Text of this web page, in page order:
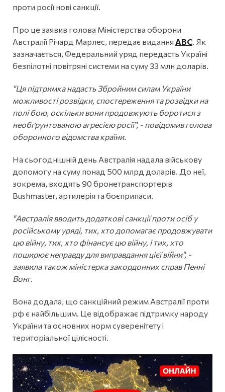
проти росії нові санкції.
Про це заявив голова Міністерства оборони
Австралії Річард Марлес, передає видання ABC . Як
зазначається, Федеральний уряд передасть Україні
безпілотні повітряні системи на суму 33 млн доларів.
"Ця підтримка надасть Збройним силам України
можливості розвідки, спостереження та розвідки на
полі бою, оскільки вони продовжують боротися з
необґрунтованою агресією росії", - повідомив голова
оборонного відомства країни.
На сьогоднішній день Австралія надала військову
допомогу на суму понад 500 млрд доларів. До неї,
зокрема, входять 90 бронетранспортерів
Bushmaster, артилерія та боєприпаси.
"Австралія вводить додаткові санкції проти осіб у
російському уряді, тих, хто допомагає продовжувати
цю війну, тих, хто фінансує цю війну, і тих, хто
поширює неправду для виправдання цієї війни", -
заявила також міністерка закордонних справ Пенні
Вонг.
Вона додала, що санкційний режим Австралії проти
рф є найбільшим. Це відображає підтримку народу
України та основних норм суверенітету і
територіальної цілісності.